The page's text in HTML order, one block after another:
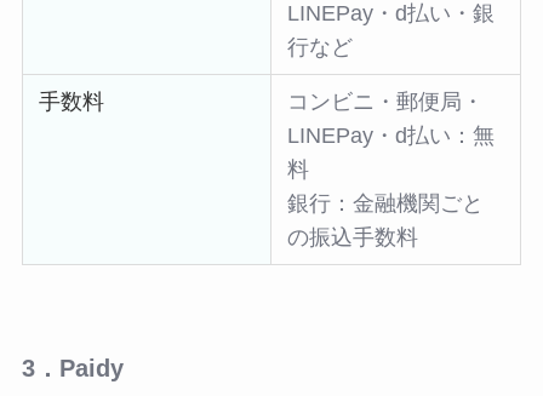
LINEPay・d払い・銀
行など
手数料
コンビニ・郵便局・
LINEPay・d払い：無
料
銀行：金融機関ごと
の振込手数料
3．Paidy